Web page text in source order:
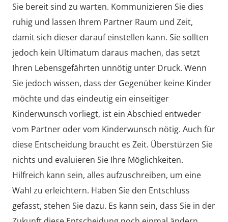
Sie bereit sind zu warten. Kommunizieren Sie dies
ruhig und lassen Ihrem Partner Raum und Zeit,
damit sich dieser darauf einstellen kann. Sie sollten
jedoch kein Ultimatum daraus machen, das setzt
Ihren Lebensgefährten unnötig unter Druck. Wenn
Sie jedoch wissen, dass der Gegenüber keine Kinder
möchte und das eindeutig ein einseitiger
Kinderwunsch vorliegt, ist ein Abschied entweder
vom Partner oder vom Kinderwunsch nötig. Auch für
diese Entscheidung braucht es Zeit. Überstürzen Sie
nichts und evaluieren Sie Ihre Möglichkeiten.
Hilfreich kann sein, alles aufzuschreiben, um eine
Wahl zu erleichtern. Haben Sie den Entschluss
gefasst, stehen Sie dazu. Es kann sein, dass Sie in der